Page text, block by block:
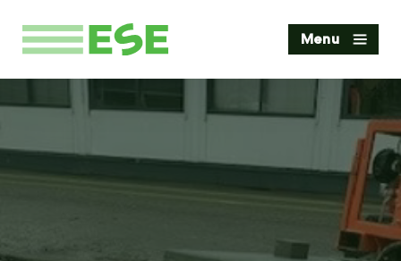
Home
Diensten
Blog
Menu